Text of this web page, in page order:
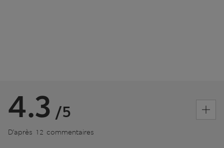
4.3 /5
D’après 12 commentaires